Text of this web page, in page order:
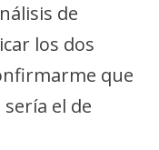
de
los dos
que
el de